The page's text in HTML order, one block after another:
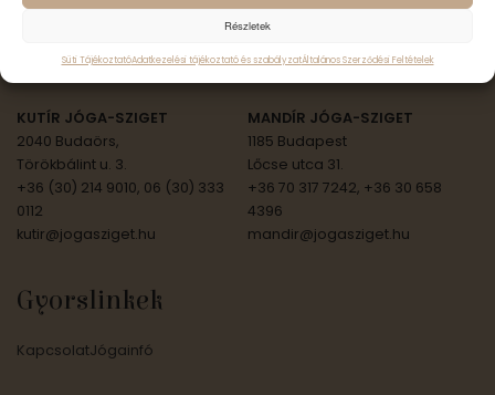
Részletek
Süti TájékoztatóAdatkezelési tájékoztató és szabályzatÁltalános Szerződési Feltételek
ॐ Sivánanda Jóga Országszerte
KUTÍR JÓGA-SZIGET
2040 Budaörs,
Törökbálint u. 3.
+36 (30) 214 9010, 06 (30) 333
0112
kutir@jogasziget.hu
MANDÍR JÓGA-SZIGET
1185 Budapest
Lőcse utca 31.
+36 70 317 7242, +36 30 658
4396
mandir@jogasziget.hu
Gyorslinkek
KapcsolatJógainfó